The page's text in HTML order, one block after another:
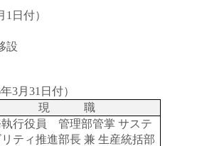
1 日付）
設
年3月 31 日付）
現 職
執行役員 管理部管掌 サステ
ティ推進部長 兼 生産統括部